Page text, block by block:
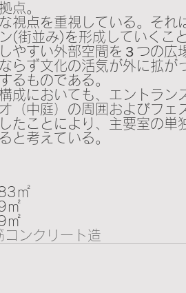
点。
視点を重視している。それ
(街並み)を形成していくこ
やすい外部空間を３つの広
らず文化の活気が外に拡が
るものである。
成においても、エントラン
（中庭）の周囲およびフェ
たことにより、主要室の単
と考えている。
㎡
㎡
㎡
ンクリート造